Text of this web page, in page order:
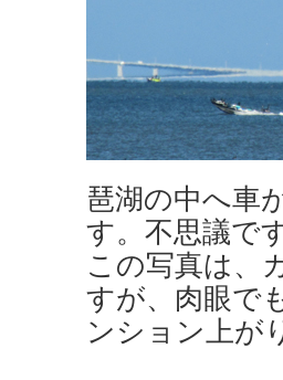
琶湖の中へ車
す。不思議で
この写真は、
すが、肉眼で
ンション上が